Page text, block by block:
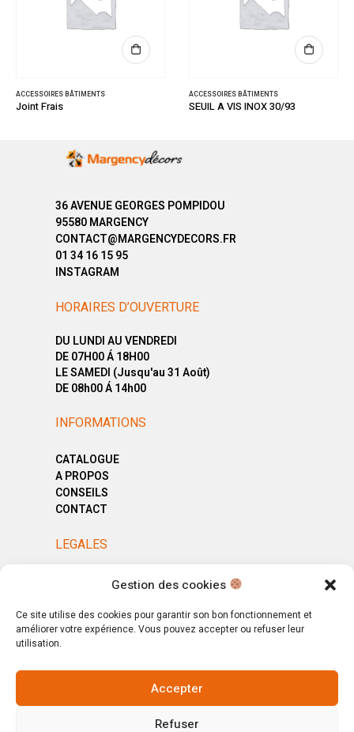
Gestion des cookies
Ce site utilise des cookies pour garantir son bon fonctionnement et
améliorer votre expérience. Vous pouvez accepter ou refuser leur
utilisation.
Accepter
Refuser
ACCESSOIRES BÂTIMENTS
Joint Frais
ACCESSOIRES BÂTIMENTS
SEUIL A VIS INOX 30/93
36 AVENUE GEORGES POMPIDOU
95580 MARGENCY
CONTACT@MARGENCYDECORS.FR
01 34 16 15 95
INSTAGRAM
HORAIRES D’OUVERTURE
DU LUNDI AU VENDREDI
DE 07H00 Á 18H00
LE SAMEDI (Jusqu'au 31 Août)
DE 08h00 Á 14h00
INFORMATIONS
CATALOGUE
A PROPOS
CONSEILS
CONTACT
LEGALES
MENTIONS LÉGALES
CGV
© Copyright 2025. All Rights Reserved.